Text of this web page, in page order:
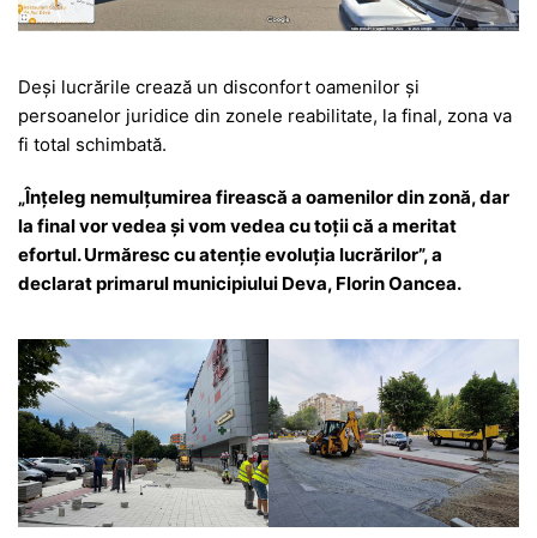
Deși lucrările crează un disconfort oamenilor și
persoanelor juridice din zonele reabilitate, la final, zona va
fi total schimbată.
„Înțeleg nemulțumirea firească a oamenilor din zonă, dar
la final vor vedea și vom vedea cu toții că a meritat
efortul. Urmăresc cu atenție evoluția lucrărilor”, a
declarat primarul municipiului Deva, Florin Oancea.